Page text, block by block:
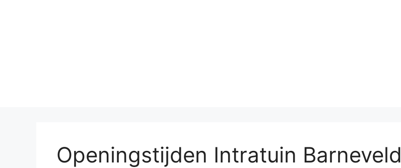
Openingstijden Intratuin Barneveld